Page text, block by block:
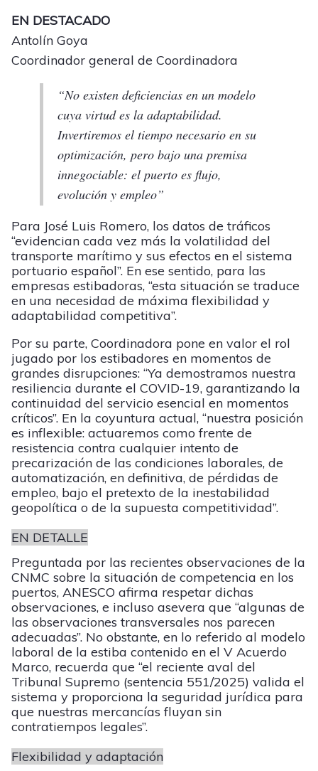
EN DESTACADO
Antolín Goya
Coordinador general de Coordinadora
“No existen deficiencias en un modelo
cuya virtud es la adaptabilidad.
Invertiremos el tiempo necesario en su
optimización, pero bajo una premisa
innegociable: el puerto es flujo,
evolución y empleo”
Para José Luis Romero, los datos de tráficos
“evidencian cada vez más la volatilidad del
transporte marítimo y sus efectos en el sistema
portuario español”. En ese sentido, para las
empresas estibadoras, “esta situación se traduce
en una necesidad de máxima flexibilidad y
adaptabilidad competitiva”.
Por su parte, Coordinadora pone en valor el rol
jugado por los estibadores en momentos de
grandes disrupciones: “Ya demostramos nuestra
resiliencia durante el COVID-19, garantizando la
continuidad del servicio esencial en momentos
críticos”. En la coyuntura actual, “nuestra posición
es inflexible: actuaremos como frente de
resistencia contra cualquier intento de
precarización de las condiciones laborales, de
automatización, en definitiva, de pérdidas de
empleo, bajo el pretexto de la inestabilidad
geopolítica o de la supuesta competitividad”.
EN DETALLE
Preguntada por las recientes observaciones de la
CNMC sobre la situación de competencia en los
puertos, ANESCO afirma respetar dichas
observaciones, e incluso asevera que “algunas de
las observaciones transversales nos parecen
adecuadas”. No obstante, en lo referido al modelo
laboral de la estiba contenido en el V Acuerdo
Marco, recuerda que “el reciente aval del
Tribunal Supremo (sentencia 551/2025) valida el
sistema y proporciona la seguridad jurídica para
que nuestras mercancías fluyan sin
contratiempos legales”.
Flexibilidad y adaptación